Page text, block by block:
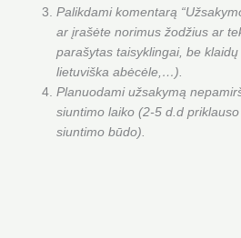
Palikdami komentarą
ar įrašėte norimus žodžius ar
parašytas taisyklingai, be klaidų
lietuviška abėcėle,…).
Planuodami užsakymą
siuntimo laiko (2-5 d.d
siuntimo būdo).